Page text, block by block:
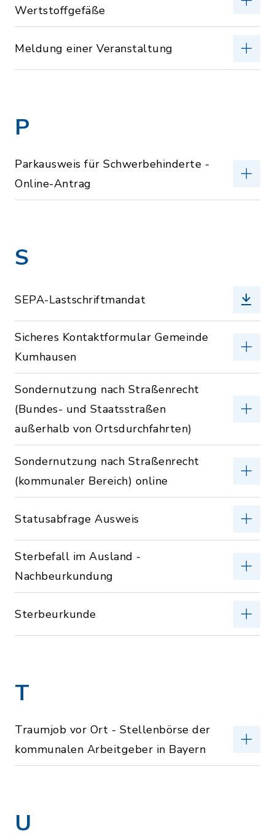
Wertstoffgefäße
Meldung einer Veranstaltung
P
Parkausweis für Schwerbehinderte -
Online-Antrag
S
SEPA-Lastschriftmandat
Sicheres Kontaktformular Gemeinde
Kumhausen
Sondernutzung nach Straßenrecht
(Bundes- und Staatsstraßen
außerhalb von Ortsdurchfahrten)
Sondernutzung nach Straßenrecht
(kommunaler Bereich) online
Statusabfrage Ausweis
Sterbefall im Ausland -
Nachbeurkundung
Sterbeurkunde
T
Traumjob vor Ort - Stellenbörse der
kommunalen Arbeitgeber in Bayern
U